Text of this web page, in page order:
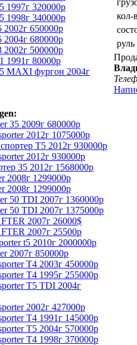
1997г 320000р
1998г 340000р
2002г 650000р
2004г 680000р
2002г 500000р
1991г 80000р
MAXI фургон 2004г
35 2009г 680000р
2012г 1075000р
Т5 2012г 930000р
2012г 930000р
35 2012г 1568000р
2008г 1299000р
2008г 1299000р
50 TDI 2007г 1360000р
50 TDI 2007г 1375000р
2007г 26000$
2007г 25500р
t5 2010г 2000000р
2007г 850000р
T4 2003г 450000р
T4 1995г 255000р
T5 TDI 2004г
2002г 427000р
T4 1991г 145000р
T5 2004г 570000р
T4 1998г 370000р
кол-
руль